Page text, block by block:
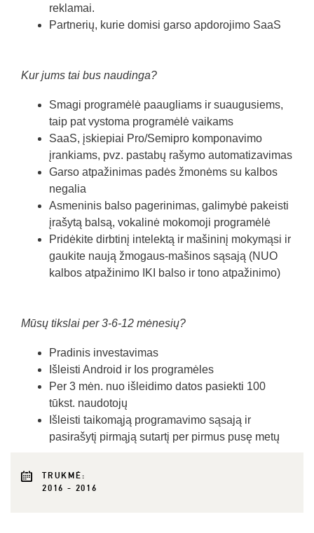
reklamai.
Partnerių, kurie domisi garso apdorojimo SaaS
Kur jums tai bus naudinga?
Smagi programėlė paaugliams ir suaugusiems,
taip pat vystoma programėlė vaikams
SaaS, įskiepiai Pro/Semipro komponavimo
įrankiams, pvz. pastabų rašymo automatizavimas
Garso atpažinimas padės žmonėms su kalbos
negalia
Asmeninis balso pagerinimas, galimybė pakeisti
įrašytą balsą, vokalinė mokomoji programėlė
Pridėkite dirbtinį intelektą ir mašininį mokymąsi ir
gaukite naują žmogaus-mašinos sąsają (NUO
kalbos atpažinimo IKI balso ir tono atpažinimo)
Mūsų tikslai per 3-6-12 mėnesių?
Pradinis investavimas
Išleisti Android ir Ios programėles
Per 3 mėn. nuo išleidimo datos pasiekti 100
tūkst. naudotojų
Išleisti taikomąją programavimo sąsają ir
pasirašytį pirmąją sutartį per pirmus pusę metų
TRUKMĖ:
2016 - 2016